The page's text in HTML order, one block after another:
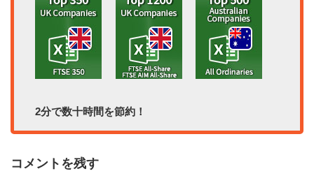
2分で数十時間を節約！
コメントを残す